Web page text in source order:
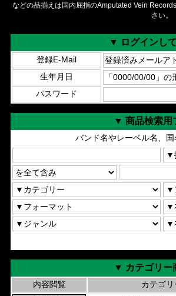
などの品揃えは国内屈指のAmputated Vein
さい。
▼ ログインし
登録E-Mail
生年月日
パスワード
▼ 商品検索用
バンド名やレーベル名、
▼ カテゴリー
内容閲覧 カテゴリ